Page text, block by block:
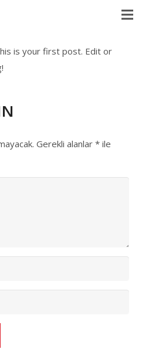
is your first post. Edit or
Gerekli alanlar *ile